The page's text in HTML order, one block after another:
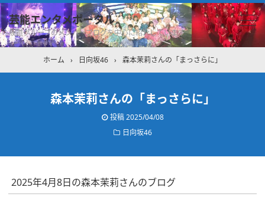
芸能エンタメポータル
坂道グループのメンバーブログを中心に紹介しています
ホーム › 日向坂46 › 森本茉莉さんの「まっさらに」
森本茉莉さんの「まっさらに」
投稿2025/04/08
日向坂46
2025年4月8日の森本茉莉さんのブログ